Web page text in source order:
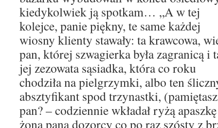
kiedykolwiek ją spotkam… „A w tej
kolejce, panie piękny, te same każdej
wiosny klienty stawały: ta krawcowa,
pan, której szwagierka była zagranicą i
jej zezowata sąsiadka, która co roku
chodziła na pielgrzymki, albo ten
absztyfikant spod trzynastki, (pamiętasz
pan? – codziennie wkładał ryżą
żona pana dozorcy co po raz szósty z